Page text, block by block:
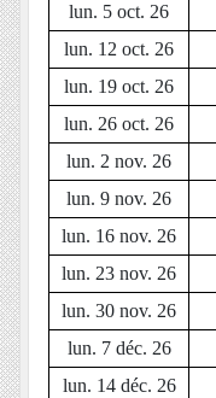
lun. 5 oct. 26
lun. 12 oct. 26
lun. 19 oct. 26
lun. 26 oct. 26
lun. 2 nov. 26
lun. 9 nov. 26
lun. 16 nov. 26
lun. 23 nov. 26
lun. 30 nov. 26
lun. 7 déc. 26
lun. 14 déc. 26